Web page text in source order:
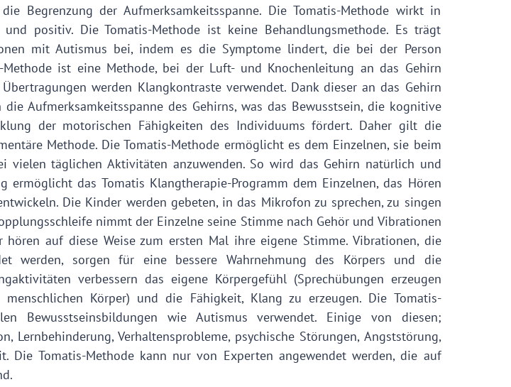
Begrenzung der Aufmerksamkeitsspanne. Die Tomatis-Methode wirkt in
positiv. Die Tomatis-Methode ist keine Behandlungsmethode. Es trägt
mit Autismus bei, indem es die Symptome lindert, die bei der Person
Methode ist eine Methode, bei der Luft- und Knochenleitung an das Gehirn
werden Klangkontraste verwendet. Dank dieser an das Gehirn
Aufmerksamkeitsspanne des Gehirns, was das Bewusstsein, die kognitive
der motorischen Fähigkeiten des Individuums fördert. Daher gilt die
Methode. Die Tomatis-Methode ermöglicht es dem Einzelnen, sie beim
vielen täglichen Aktivitäten anzuwenden. So wird das Gehirn natürlich und
ermöglicht das Tomatis Klangtherapie-Programm dem Einzelnen, das Hören
Die Kinder werden gebeten, in das Mikrofon zu sprechen, zu singen
nimmt der Einzelne seine Stimme nach Gehör und Vibrationen
hören auf diese Weise zum ersten Mal ihre eigene Stimme. Vibrationen, die
werden, sorgen für eine bessere Wahrnehmung des Körpers und die
verbessern das eigene Körpergefühl (Sprechübungen erzeugen
menschlichen Körper) und die Fähigkeit, Klang zu erzeugen. Die Tomatis-
Bewusstseinsbildungen wie Autismus verwendet. Einige von diesen;
Lernbehinderung, Verhaltensprobleme, psychische Störungen, Angststörung,
Die Tomatis-Methode kann nur von Experten angewendet werden, die auf